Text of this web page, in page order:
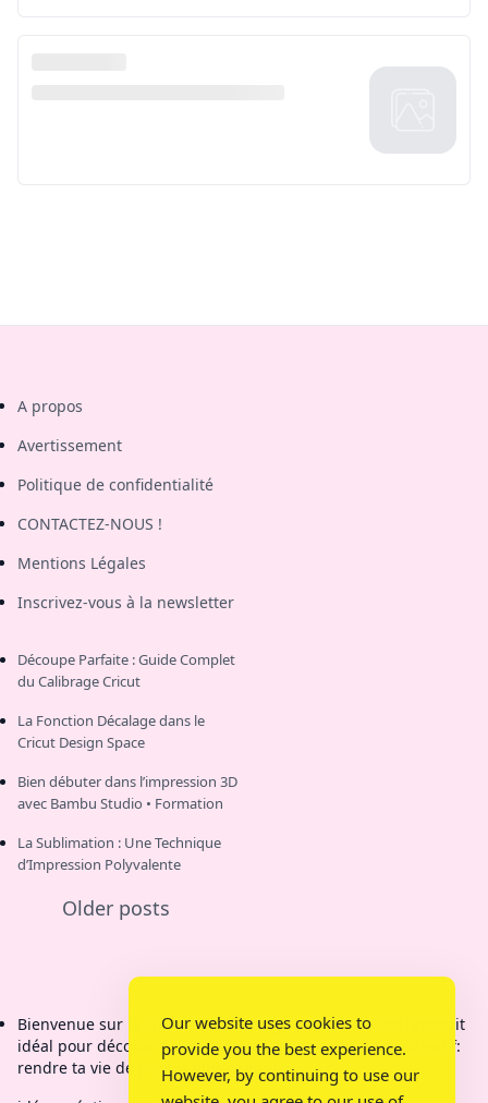
A propos
Avertissement
Politique de confidentialité
CONTACTEZ-NOUS !
Mentions Légales
Inscrivez-vous à la newsletter
Découpe Parfaite : Guide Complet
du Calibrage Cricut
La Fonction Décalage dans le
Cricut Design Space
Bien débuter dans l’impression 3D
avec Bambu Studio • Formation
La Sublimation : Une Technique
d’Impression Polyvalente
Older posts
Bienvenue sur la chaîne de Bricolage Mamy Kit C'est l'endroit
idéal pour découvrir des créations étonnantes. Mon objectif:
rendre ta vie de parent plus pratique.
Our website uses cookies to
provide you the best experience.
However, by continuing to use our